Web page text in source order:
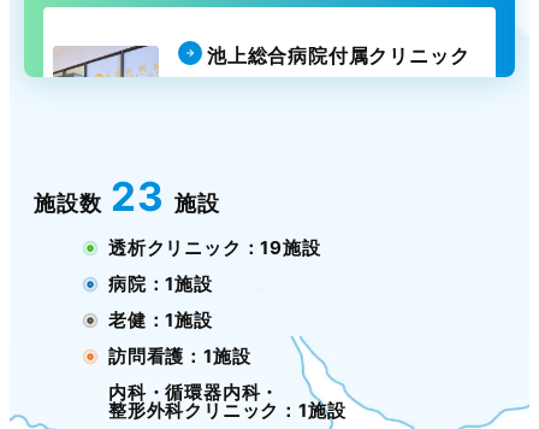
池上総合病院付属クリニック
施設数 23 施設
透析クリニック：19施設
病院：1施設
老健：1施設
訪問看護：1施設
内科・循環器内科・
整形外科クリニック：1施設